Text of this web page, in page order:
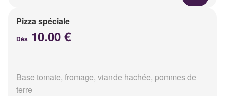
Pizza spéciale
Dès 10.00 €
Base tomate, fromage, viande hachée, pommes de
terre